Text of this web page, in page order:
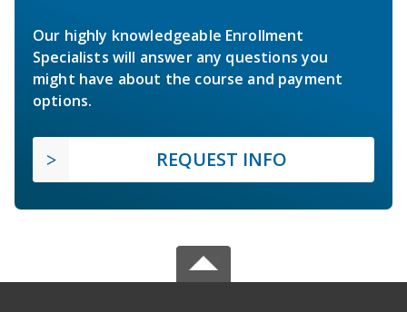
Our highly knowledgeable Enrollment
Specialists will answer any questions you
might have about the course and payment
options.
REQUEST INFO